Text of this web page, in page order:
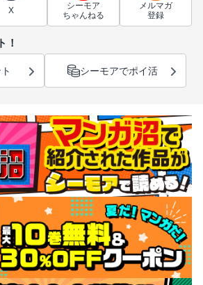
X
シーモア
ちゃんねる
メルマガ
登録
！
シーモアでポイ活